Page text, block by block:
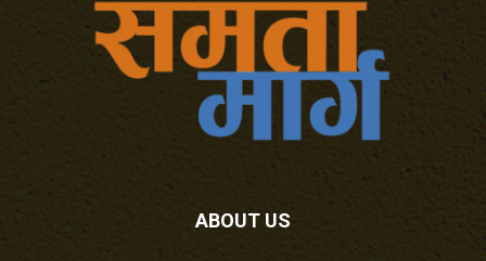
ABOUT US